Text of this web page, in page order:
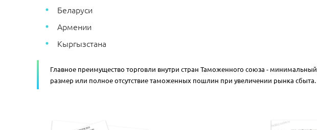
Беларуси
Армении
Кыргызстана
Главное преимущество торговли внутри стран Таможенного союза - минимальный
размер или полное отсутствие таможенных пошлин при увеличении рынка сбыта.